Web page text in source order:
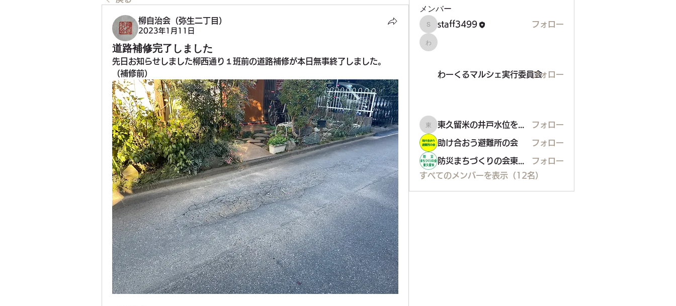
柳自治会（弥生二丁目）
2023年1月11日
道路補修完了しました
先日お知らせしました柳西通り１班前の道路補修が本日無事終了しました。
（補修前）
メンバー
staff3499
staff3499 フォロー
わーくるマルシェ実行委員会
わーくるマルシェ実行委員会フォロー
東久留米の井戸水位を調べる会
東久留米の井戸水位を調べる会 フォロー
助け合おう避難所の会 フォロー
防災まちづくりの会東久留米
フォロー
すべてのメンバーを表示（12名）